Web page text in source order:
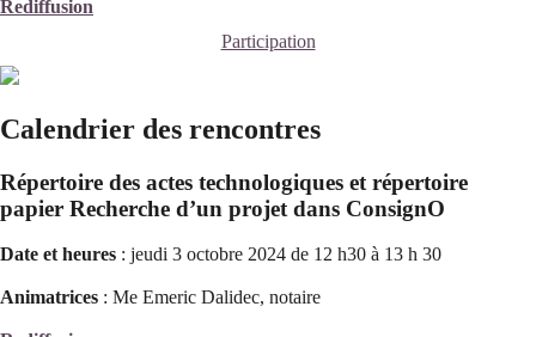
Rediffusion
Participation
Calendrier des rencontres
Répertoire des actes technologiques et répertoire
papier Recherche d’un projet dans ConsignO
Date et heures : jeudi 3 octobre 2024 de 12 h30 à 13 h 30
Animatrices : Me Emeric Dalidec, notaire